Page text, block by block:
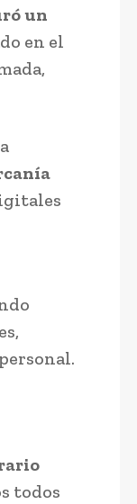
un
en el
todos